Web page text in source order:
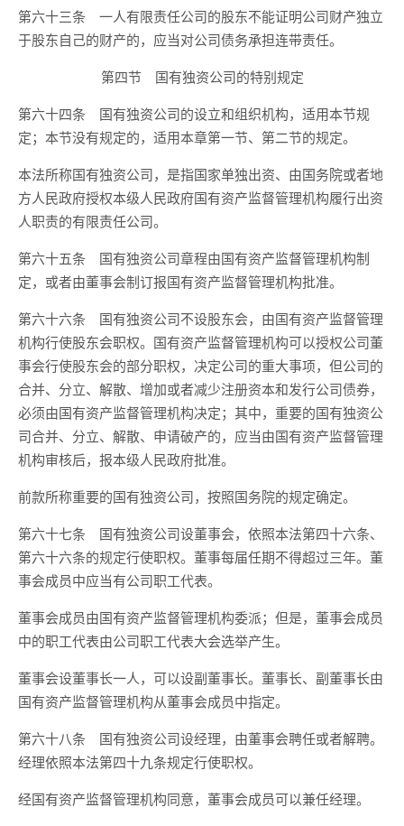
第六十三条 一人有限责任公司的股东不能证明公司财产独立
于股东自己的财产的，应当对公司债务承担连带责任。
第四节 国有独资公司的特别规定
第六十四条 国有独资公司的设立和组织机构，适用本节规
定；本节没有规定的，适用本章第一节、第二节的规定。
本法所称国有独资公司，是指国家单独出资、由国务院或者地
方人民政府授权本级人民政府国有资产监督管理机构履行出资
人职责的有限责任公司。
第六十五条 国有独资公司章程由国有资产监督管理机构制
定，或者由董事会制订报国有资产监督管理机构批准。
第六十六条 国有独资公司不设股东会，由国有资产监督管理
机构行使股东会职权。国有资产监督管理机构可以授权公司董
事会行使股东会的部分职权，决定公司的重大事项，但公司的
合并、分立、解散、增加或者减少注册资本和发行公司债券，
必须由国有资产监督管理机构决定；其中，重要的国有独资公
司合并、分立、解散、申请破产的，应当由国有资产监督管理
机构审核后，报本级人民政府批准。
前款所称重要的国有独资公司，按照国务院的规定确定。
第六十七条 国有独资公司设董事会，依照本法第四十六条、
第六十六条的规定行使职权。董事每届任期不得超过三年。董
事会成员中应当有公司职工代表。
董事会成员由国有资产监督管理机构委派；但是，董事会成员
中的职工代表由公司职工代表大会选举产生。
董事会设董事长一人，可以设副董事长。董事长、副董事长由
国有资产监督管理机构从董事会成员中指定。
第六十八条 国有独资公司设经理，由董事会聘任或者解聘。
经理依照本法第四十九条规定行使职权。
经国有资产监督管理机构同意，董事会成员可以兼任经理。